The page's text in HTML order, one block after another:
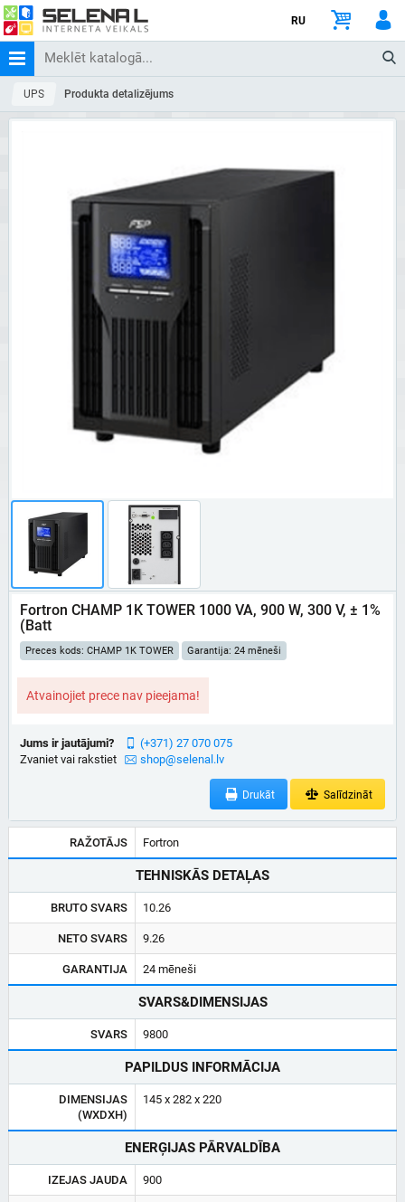
RU
UPS Produkta detalizējums
Fortron CHAMP 1K TOWER 1000 VA, 900 W, 300 V, ± 1%
(Batt
Preces kods: CHAMP 1K TOWER Garantija: 24 mēneši
Atvainojiet prece nav pieejama!
Jums ir jautājumi?
Zvaniet vai rakstiet
(+371) 27 070 075
shop@selenal.lv
Drukāt Salīdzināt
RAŽOTĀJS Fortron
TEHNISKĀS DETAĻAS
BRUTO SVARS 10.26
NETO SVARS 9.26
GARANTIJA 24 mēneši
SVARS&DIMENSIJAS
SVARS 9800
PAPILDUS INFORMĀCIJA
DIMENSIJAS
(WXDXH)
145 x 282 x 220
ENERĢIJAS PĀRVALDĪBA
IZEJAS JAUDA 900